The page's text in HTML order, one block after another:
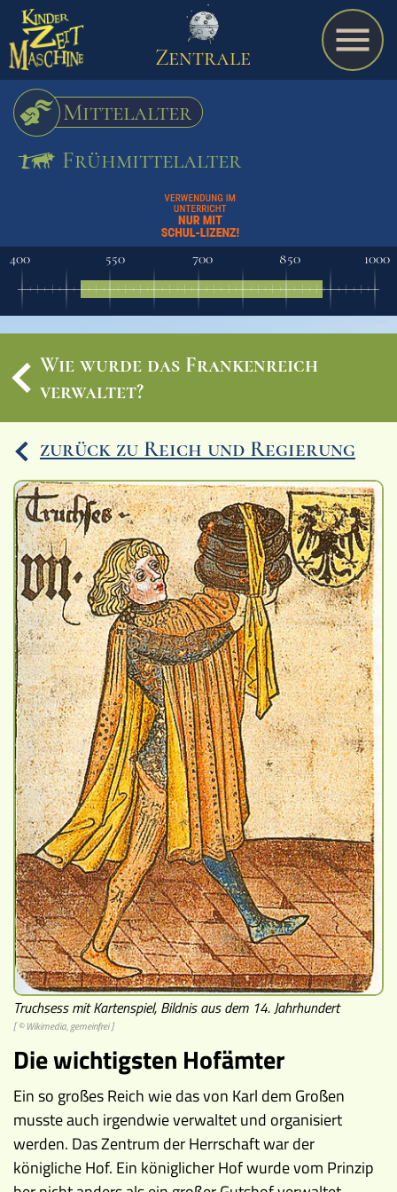
Spiel
Termine
Schulmaterialien
Zentrale
Mittelalter
Frühmittelalter
400 550 700 850 1000
Ereignisse
Lucys Wissensbox
Karte
Quiz
Memospiel
Videos
Mach mit!
Buchtipps
Schulmaterialien
Museen
Wie wurde das Frankenreich
verwaltet?
zurück zu Reich und Regierung
Truchsess mit Kartenspiel, Bildnis aus dem 14. Jahrhundert
[ © Wikimedia, gemeinfrei ]
Die wichtigsten Hofämter
Ein so großes Reich wie das von Karl dem Großen
musste auch irgendwie verwaltet und organisiert
werden. Das Zentrum der Herrschaft war der
königliche Hof. Ein königlicher Hof wurde vom Prinzip